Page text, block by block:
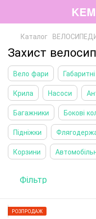
Каталог
Захист
Вело фари
Крила
Насоси
Багажники
Бокові
Підніжки
Корзини
Фільтр
РОЗПРОДАЖ